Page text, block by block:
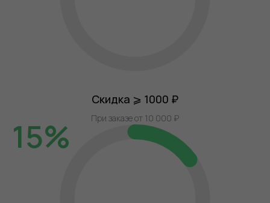
Скидка ⩾ 1000 ₽
При заказе от 10 000 ₽
15%